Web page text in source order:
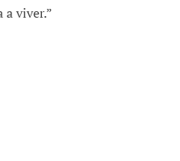
a viver.”